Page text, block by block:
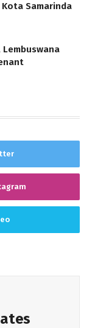
Samarinda